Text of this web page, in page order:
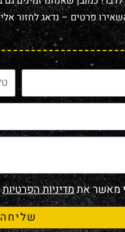
פרטים – נדאג לחזור
מאשר אתמדיניות הפרטיות
שליחה